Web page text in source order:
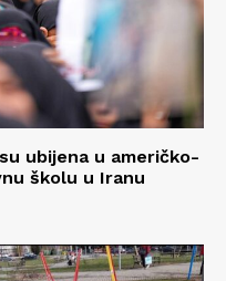
ubijena u američko-
školu u Iranu